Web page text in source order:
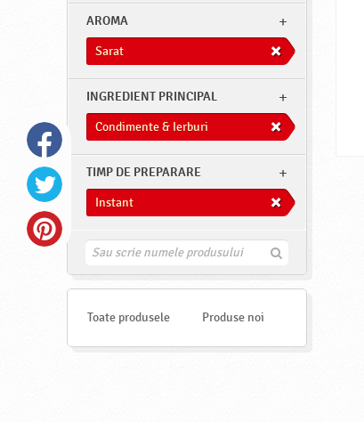
AROMA
Sarat
INGREDIENT PRINCIPAL
Condimente & Ierburi
TIMP DE PREPARARE
Instant
G
e
Toate produsele Produse noi